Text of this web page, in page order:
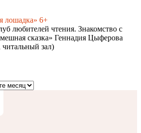
лошадка» 6+
любителей чтения. Знакомство с
сказка» Геннадия Цыферова
читальный зал)